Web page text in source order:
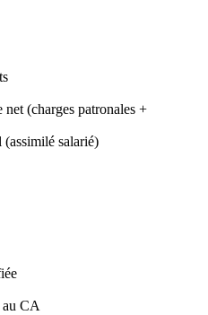
net (charges patronales +
(assimilé salarié)
au CA